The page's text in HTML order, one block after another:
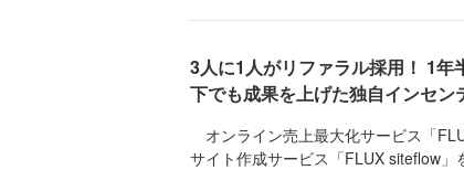
3人に1人がリファラル採用！ 1
下でも成果を上げた独自インセン
オンライン売上最大化サービス「
サイト作成サービス「FLUX siteflow」